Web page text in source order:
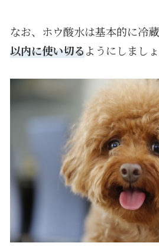
なお、ホウ酸水は基本的に冷蔵
以内に使い切るようにしましょ